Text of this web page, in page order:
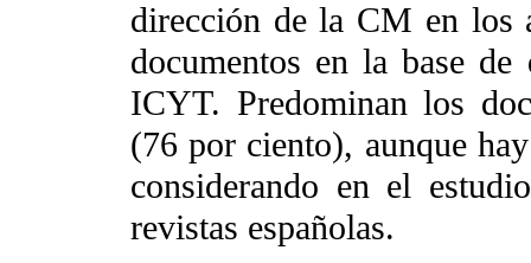
dirección de la CM en los
documentos en la base
ICYT. Predominan los
(76 por ciento), aunque
considerando en el
revistas españolas.